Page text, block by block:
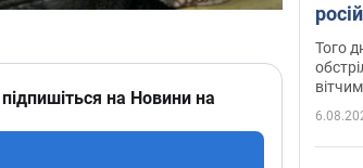
на Новини на
Того